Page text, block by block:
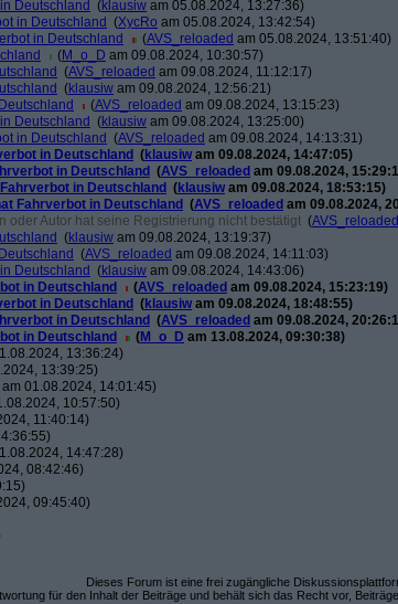
Deutschland (klausiw am 05.08.2024, 13:27:36)
in Deutschland (XycRo am 05.08.2024, 13:42:54)
in Deutschland
(AVS_reloaded am 05.08.2024, 13:51:40)
(M_o_D am 09.08.2024, 10:30:57)
(AVS_reloaded am 09.08.2024, 11:12:17)
(klausiw am 09.08.2024, 12:56:21)
(AVS_reloaded am 09.08.2024, 13:15:23)
Deutschland (klausiw am 09.08.2024, 13:25:00)
in Deutschland (AVS_reloaded am 09.08.2024, 14:13:31)
in Deutschland (klausiw am 09.08.2024, 14:47:05)
in Deutschland (AVS_reloaded am 09.08.2024,
in Deutschland (klausiw am 09.08.2024, 18:53:15)
Fahrverbot in Deutschland (AVS_reloaded am 09.08.2024,
oder Autor hat seine Registrierung nicht bestätigt (AVS_reloaded
(klausiw am 09.08.2024, 13:19:37)
(AVS_reloaded am 09.08.2024, 14:11:03)
Deutschland (klausiw am 09.08.2024, 14:43:06)
in Deutschland
(AVS_reloaded am 09.08.2024, 15:23:19)
in Deutschland (klausiw am 09.08.2024, 18:48:55)
in Deutschland (AVS_reloaded am 09.08.2024,
in Deutschland
(M_o_D am 13.08.2024, 09:30:38)
13:36:24)
13:39:25)
am 01.08.2024, 14:01:45)
10:57:50)
11:40:14)
14:47:28)
08:42:46)
09:45:40)
Dieses Forum ist eine frei zugängliche
für den Inhalt der Beiträge und behält sich das Recht vor,